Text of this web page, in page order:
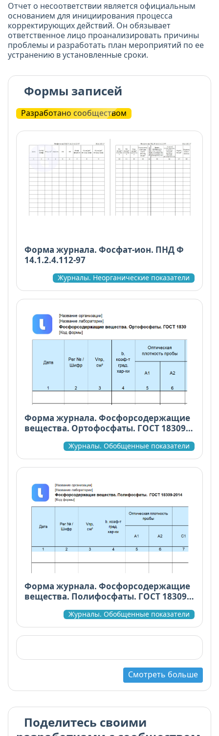
Отчет о несоответствии является официальным
основанием для инициирования процесса
корректирующих действий. Он обязывает
ответственное лицо проанализировать причины
проблемы и разработать план мероприятий по ее
устранению в установленные сроки.
Формы записей
Разработано сообществом
Форма журнала. Фосфат-ион. ПНД Ф
14.1.2.4.112-97
Журналы. Неорганические показатели
Форма журнала. Фосфорсодержащие
вещества. Ортофосфаты. ГОСТ 18309-
Журналы. Обобщенные показатели
Форма журнала. Фосфорсодержащие
вещества. Полифосфаты. ГОСТ 18309-
Журналы. Обобщенные показатели
Смотреть больше
Поделитесь своими